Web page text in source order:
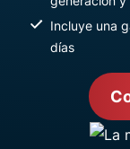
Incluye una
días